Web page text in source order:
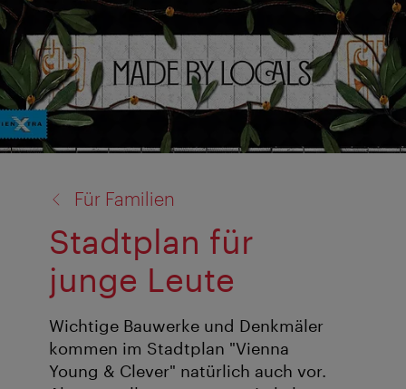
Für Familien
Stadtplan für
junge Leute
Wichtige Bauwerke und Denkmäler
kommen im Stadtplan "Vienna
Young & Clever" natürlich auch vor.